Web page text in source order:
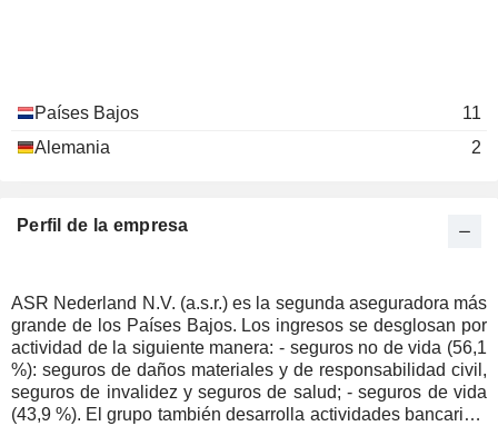
Países Bajos
11
Alemania
2
Perfil de la empresa
ASR Nederland N.V. (a.s.r.) es la segunda aseguradora más
grande de los Países Bajos. Los ingresos se desglosan por
actividad de la siguiente manera: - seguros no de vida (56,1
%): seguros de daños materiales y de responsabilidad civil,
seguros de invalidez y seguros de salud; - seguros de vida
(43,9 %). El grupo también desarrolla actividades bancarias,